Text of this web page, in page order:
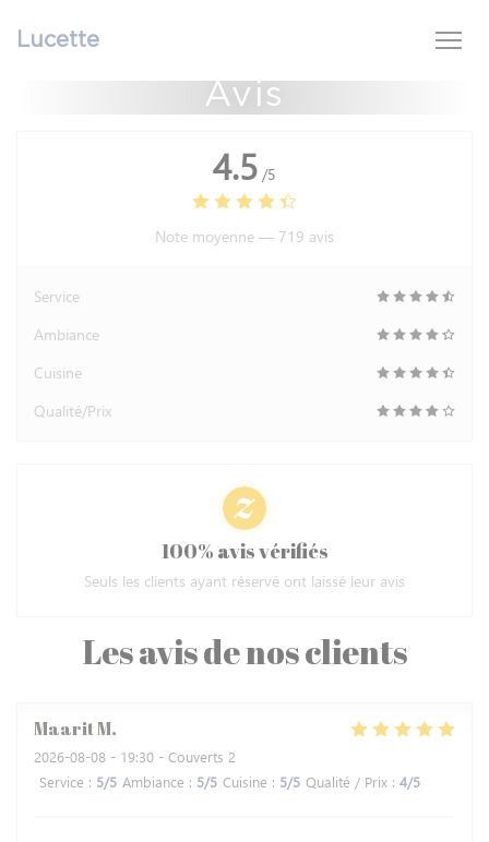
Lucette
Avis
Les avis de nos clients
MaaritM
2026-08-08 - 19:30 - Couverts 2
Service : 5/5 Ambiance : 5/5 Cuisine : 5/5 Qualité / Prix : 4/5
4.5 /5
Note moyenne — 719 avis
Service
Ambiance
Cuisine
Qualité/Prix
100% avis vérifiés
Seuls les clients ayant réservé ont laissé leur avis